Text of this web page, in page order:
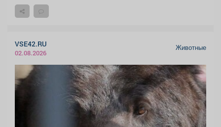
VSE42.RU
02.08.2026
Животные